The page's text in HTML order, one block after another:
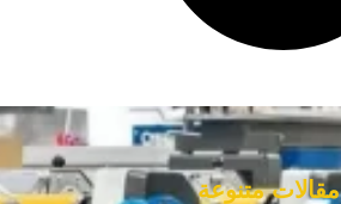
مقالات متنوعة